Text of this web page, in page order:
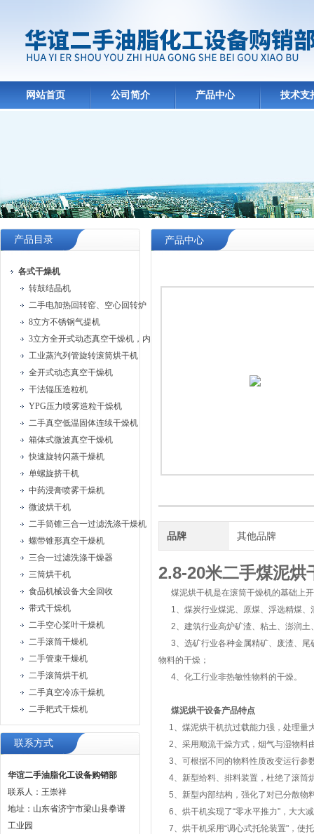
网站首页 公司简介 产品中心 技术支
产品目录
各式干燥机
转鼓结晶机
二手电加热回转窑、空心回转炉
8立方不锈钢气提机
3立方全开式动态真空干燥机，内部耙式搅拌
工业蒸汽列管旋转滚筒烘干机
全开式动态真空干燥机
干法辊压造粒机
YPG压力喷雾造粒干燥机
二手真空低温固体连续干燥机
箱体式微波真空干燥机
快速旋转闪蒸干燥机
单螺旋挤干机
中药浸膏喷雾干燥机
微波烘干机
二手筒锥三合一过滤洗涤干燥机
螺带锥形真空干燥机
三合一过滤洗涤干燥器
三筒烘干机
食品机械设备大全回收
带式干燥机
二手空心桨叶干燥机
二手滚筒干燥机
二手管束干燥机
二手滚筒烘干机
二手真空冷冻干燥机
二手耙式干燥机
联系方式
华谊二手油脂化工设备购销部
联系人：王崇祥
地址：山东省济宁市梁山县拳谱
工业园
产品中心
品牌 其他品牌
2.8-20米二手煤泥烘
煤泥烘干机是在滚筒干燥机的基础上
1、煤炭行业煤泥、原煤、浮选精煤、
2、建筑行业高炉矿渣、粘土、澎润土
3、选矿行业各种金属精矿、废渣、尾
物料的干燥；
4、化工行业非热敏性物料的干燥。
煤泥烘干设备产品特点
1、煤泥烘干机抗过载能力强，处理量
2、采用顺流干燥方式，烟气与湿物料
3、可根据不同的物料性质改变运行参
4、新型给料、排料装置，杜绝了滚筒
5、新型内部结构，强化了对已分散物
6、烘干机实现了“零水平推力"，大大
7、烘干机采用“调心式托轮装置"，使